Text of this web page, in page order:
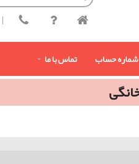
|
شماره حساب تماس با ما